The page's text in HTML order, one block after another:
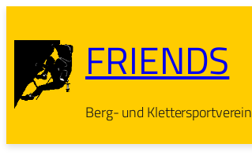
Inhalt
springen
FRIENDS
Berg- und Klettersportverein